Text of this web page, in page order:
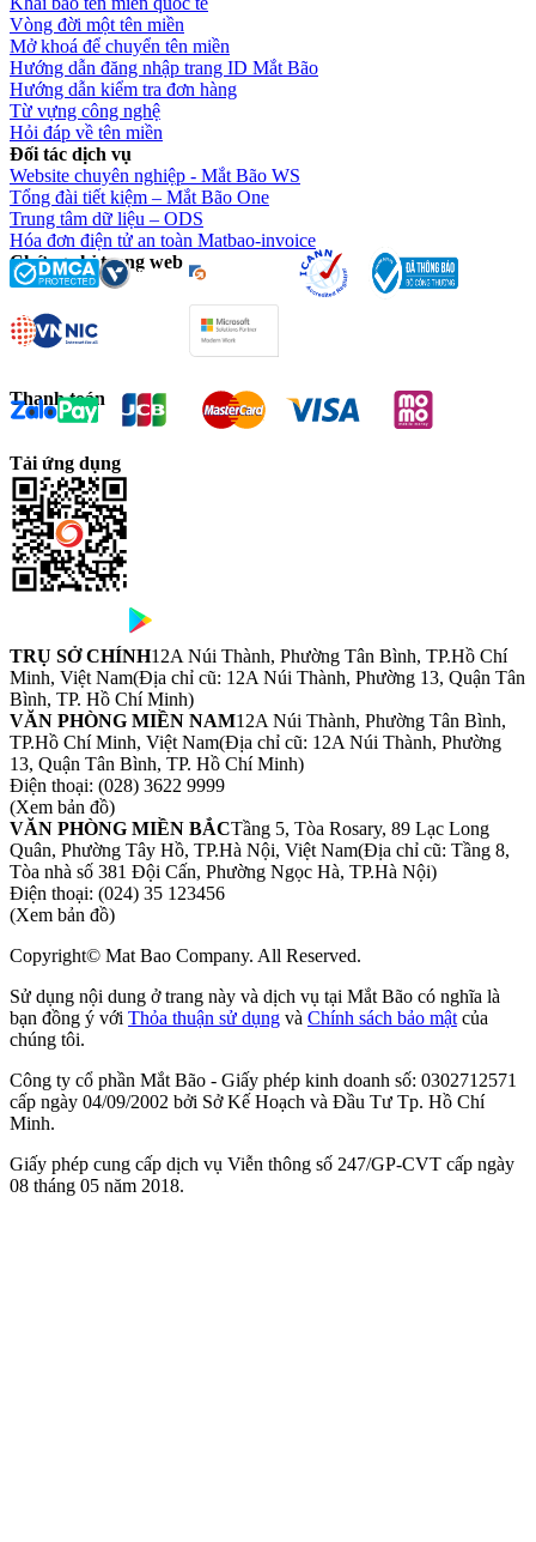
Vòng đời một tên miền
Mở khoá để chuyển tên miền
Hướng dẫn đăng nhập trang ID Mắt Bão
Hướng dẫn kiểm tra đơn hàng
Từ vựng công nghệ
Hỏi đáp về tên miền
Đối tác dịch vụ
Website chuyên nghiệp - Mắt Bão WS
Tổng đài tiết kiệm – Mắt Bão One
Trung tâm dữ liệu – ODS
Hóa đơn điện tử an toàn Matbao-invoice
Chứng chỉ trang web
Thanh toán
Tải ứng dụng
TRỤ SỞ CHÍNH12A Núi Thành, Phường Tân Bình, TP.Hồ Chí
Minh, Việt Nam(Địa chỉ cũ: 12A Núi Thành, Phường 13, Quận Tân
Bình, TP. Hồ Chí Minh)
VĂN PHÒNG MIỀN NAM12A Núi Thành, Phường Tân Bình,
TP.Hồ Chí Minh, Việt Nam(Địa chỉ cũ: 12A Núi Thành, Phường
13, Quận Tân Bình, TP. Hồ Chí Minh)
Điện thoại: (028) 3622 9999
(Xem bản đồ)
VĂN PHÒNG MIỀN BẮCTầng 5, Tòa Rosary, 89 Lạc Long
Quân, Phường Tây Hồ, TP.Hà Nội, Việt Nam(Địa chỉ cũ: Tầng 8,
Tòa nhà số 381 Đội Cấn, Phường Ngọc Hà, TP.Hà Nội)
Điện thoại: (024) 35 123456
(Xem bản đồ)
Copyright© Mat Bao Company. All Reserved.
Sử dụng nội dung ở trang này và dịch vụ tại Mắt Bão có nghĩa là
bạn đồng ý với Thỏa thuận sử dụng và Chính sách bảo mật của
chúng tôi.
Công ty cổ phần Mắt Bão - Giấy phép kinh doanh số: 0302712571
cấp ngày 04/09/2002 bởi Sở Kế Hoạch và Đầu Tư Tp. Hồ Chí
Minh.
Giấy phép cung cấp dịch vụ Viễn thông số 247/GP-CVT cấp ngày
08 tháng 05 năm 2018.